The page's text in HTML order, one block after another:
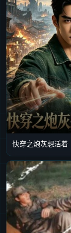
快穿之炮灰想活着